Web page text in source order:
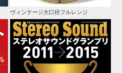
ヴィンテージ大口径フルレンジ